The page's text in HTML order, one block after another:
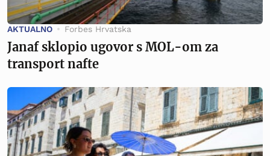
AKTUALNO Forbes Hrvatska
Janaf sklopio ugovor s MOL-om za
transport nafte